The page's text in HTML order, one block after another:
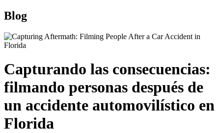
Blog
Capturando las consecuencias:
filmando personas después de
un accidente automovilístico en
Florida